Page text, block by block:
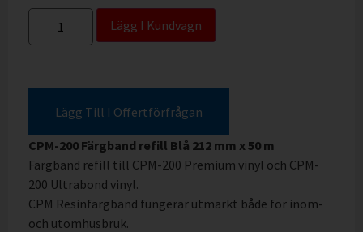
Lägg I Kundvagn
Lägg Till I Offertförfrågan
CPM-200 Färgband refill Blå 212 mm x 50 m
Färgband refill till CPM-200 Premium vinyl och CPM-
200 Ultrabond vinyl.
CPM Resinfärgband fungerar utmärkt både för inom-
och utomhusbruk.